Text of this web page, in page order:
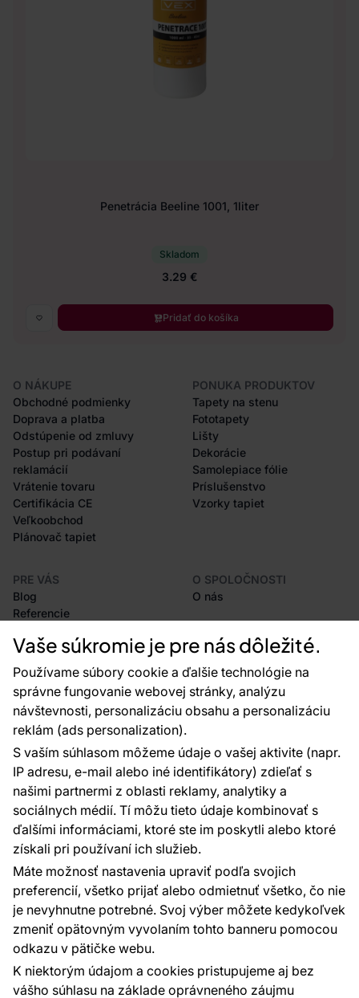
Vaše súkromie je pre nás dôležité.
Používame súbory cookie a ďalšie technológie na
správne fungovanie webovej stránky, analýzu
návštevnosti, personalizáciu obsahu a personalizáciu
reklám (ads personalization).
S vaším súhlasom môžeme údaje o vašej aktivite (napr.
IP adresu, e-mail alebo iné identifikátory) zdieľať s
našimi partnermi z oblasti reklamy, analytiky a
sociálnych médií. Tí môžu tieto údaje kombinovať s
ďalšími informáciami, ktoré ste im poskytli alebo ktoré
získali pri používaní ich služieb.
Máte možnosť nastavenia upraviť podľa svojich
preferencií, všetko prijať alebo odmietnuť všetko, čo nie
je nevyhnutne potrebné. Svoj výber môžete kedykoľvek
zmeniť opätovným vyvolaním tohto banneru pomocou
odkazu v pätičke webu.
K niektorým údajom a cookies pristupujeme aj bez
vášho súhlasu na základe oprávneného záujmu
Penetrácia Beeline 1001, 1liter
Skladom
3.29 €
Pridať do košíka
O NÁKUPE
Obchodné podmienky
Doprava a platba
Odstúpenie od zmluvy
Postup pri podávaní
reklamácií
Vrátenie tovaru
Certifikácia CE
Veľkoobchod
Plánovač tapiet
PONUKA PRODUKTOV
Tapety na stenu
Fototapety
Lišty
Dekorácie
Samolepiace fólie
Príslušenstvo
Vzorky tapiet
PRE VÁS
Blog
Referencie
Rady a tipy
Najčastejšie otázky
O SPOLOČNOSTI
O nás
Kontakty
Sme tu pre vás 24 hodín denne, 7 dní v
týždni
+420 777 004 021
info@vavex.cz
Vavex 1990 s.r.o., IČ: 26776251, DIČ: CZ26776251
Dělostřelecká 330, Příbram 261 01
Ďalšie kontakty
Platobné metódy:
Platby zaisťuje: